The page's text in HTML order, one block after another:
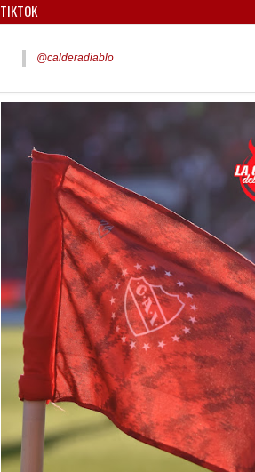
TIKTOK
@calderadiablo